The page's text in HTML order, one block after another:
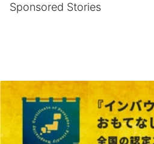
Sponsored Stories